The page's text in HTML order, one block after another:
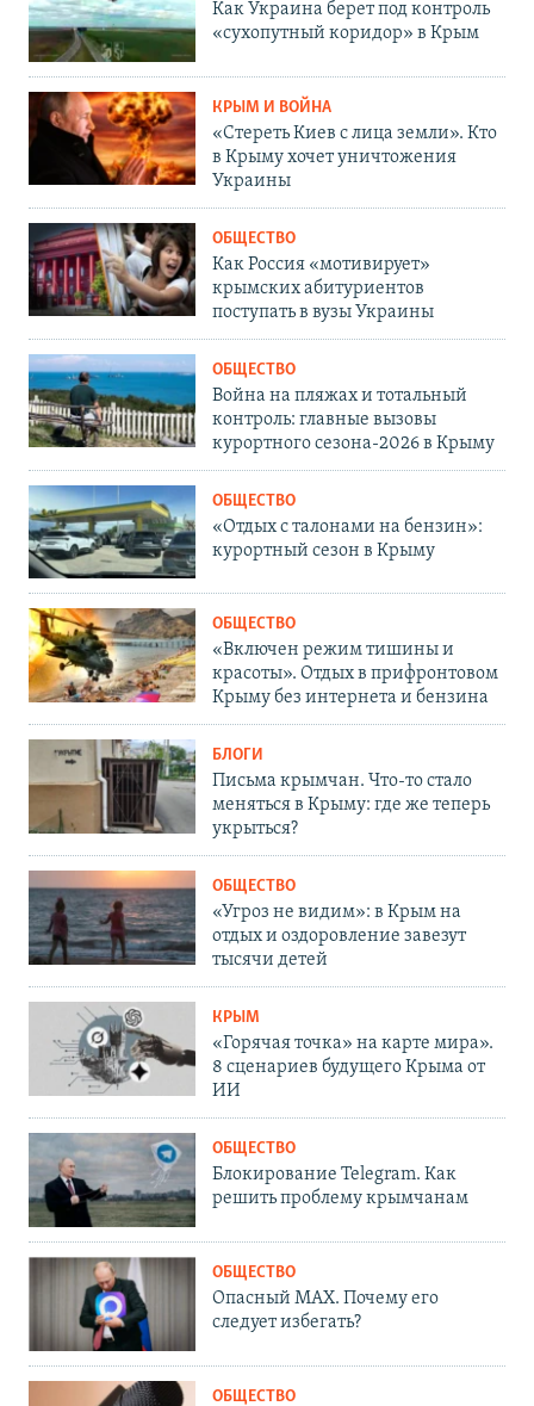
Как Украина берет под контроль
«сухопутный коридор» в Крым
КРЫМ И ВОЙНА
«Стереть Киев с лица земли». Кто
в Крыму хочет уничтожения
Украины
ОБЩЕСТВО
Как Россия «мотивирует»
крымских абитуриентов
поступать в вузы Украины
ОБЩЕСТВО
Война на пляжах и тотальный
контроль: главные вызовы
курортного сезона-2026 в Крыму
ОБЩЕСТВО
«Отдых с талонами на бензин»:
курортный сезон в Крыму
ОБЩЕСТВО
«Включен режим тишины и
красоты». Отдых в прифронтовом
Крыму без интернета и бензина
БЛОГИ
Письма крымчан. Что-то стало
меняться в Крыму: где же теперь
укрыться?
ОБЩЕСТВО
«Угроз не видим»: в Крым на
отдых и оздоровление завезут
тысячи детей
КРЫМ
«Горячая точка» на карте мира».
8 сценариев будущего Крыма от
ИИ
ОБЩЕСТВО
Блокирование Telegram. Как
решить проблему крымчанам
ОБЩЕСТВО
Опасный MAX. Почему его
следует избегать?
ОБЩЕСТВО